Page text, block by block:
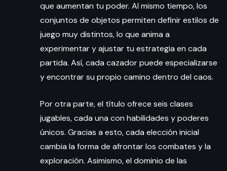
que aumentan tu poder. Al mismo tiempo, los
conjuntos de objetos permiten definir estilos de
juego muy distintos, lo que anima a
experimentar y ajustar tu estrategia en cada
partida. Así, cada cazador puede especializarse
y encontrar su propio camino dentro del caos.
Por otra parte, el título ofrece seis clases
jugables, cada una con habilidades y poderes
únicos. Gracias a esto, cada elección inicial
cambia la forma de afrontar los combates y la
exploración. Asimismo, el dominio de las